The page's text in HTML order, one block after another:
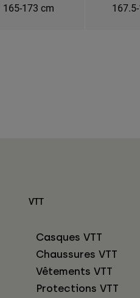
165-173 cm
VTT
Casques VTT
Chaussures VTT
Vêtements VTT
Protections VTT